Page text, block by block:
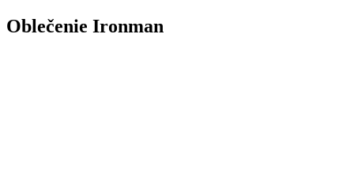
Oblečenie Ironman